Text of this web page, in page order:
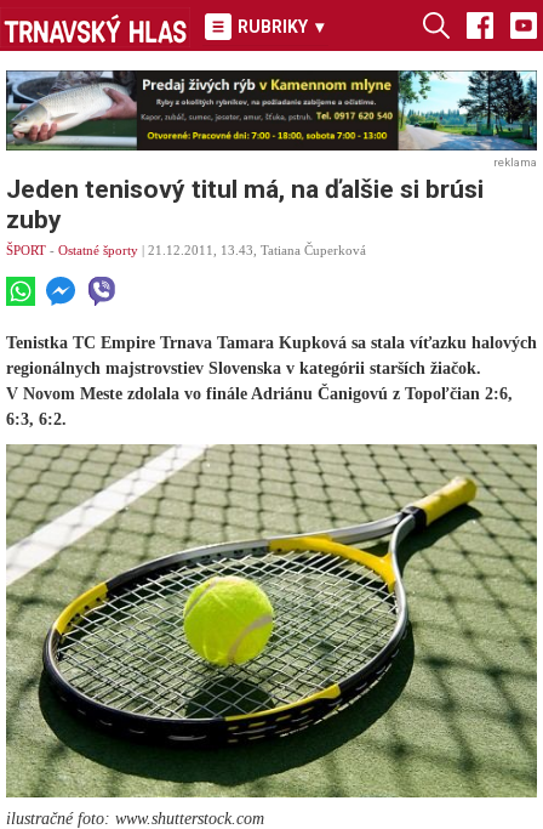
RUBRIKY ▾
reklama
Jeden tenisový titul má, na ďalšie si brúsi
zuby
ŠPORT - Ostatné športy | 21.12.2011, 13.43, Tatiana Čuperková
Tenistka TC Empire Trnava Tamara Kupková sa stala víťazku halových
regionálnych majstrovstiev Slovenska v kategórii starších žiačok.
V Novom Meste zdolala vo finále Adriánu Čanigovú z Topoľčian 2:6,
6:3, 6:2.
ilustračné foto: www.shutterstock.com